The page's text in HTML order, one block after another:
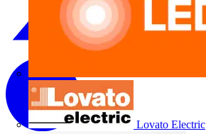
Lovato Electric